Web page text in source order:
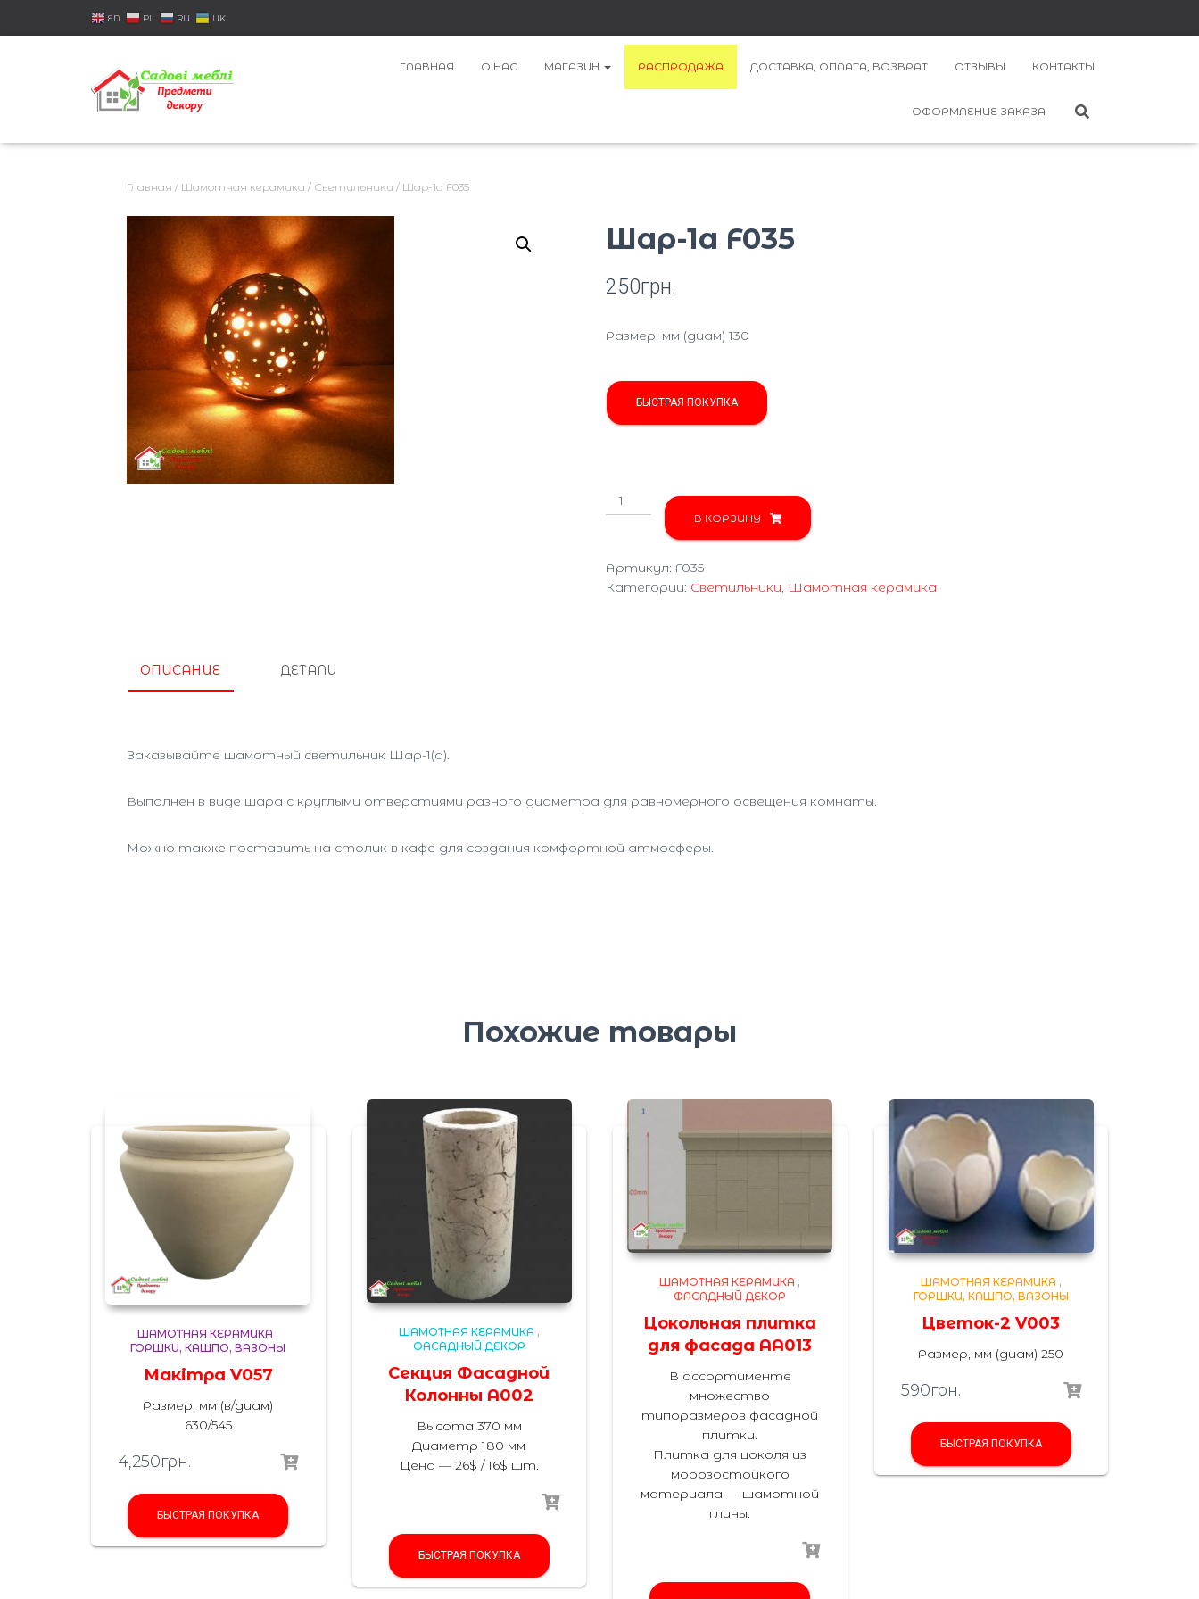
EN PL RU UK
ГЛАВНАЯ О НАС МАГАЗИН РАСПРОДАЖА ДОСТАВКА, ОПЛАТА, ВОЗВРАТ ОТЗЫВЫ КОНТАКТЫ
ОФОРМЛЕНИЕ ЗАКАЗА
Главная / Шамотная керамика / Светильники / Шар-1а F035
Шар-1а F035
250грн.
Размер, мм (диам) 130
БЫСТРАЯ ПОКУПКА
Количество
товара
В КОРЗИНУ
Артикул: F035
Категории: Светильники, Шамотная керамика
ОПИСАНИЕ ДЕТАЛИ
Заказывайте шамотный светильник Шар-1(а).
Выполнен в виде шара с круглыми отверстиями разного диаметра для равномерного освещения комнаты.
Можно также поставить на столик в кафе для создания комфортной атмосферы.
Похожие товары
ШАМОТНАЯ КЕРАМИКА ,
ГОРШКИ, КАШПО, ВАЗОНЫ
Макітра V057
Размер, мм (в/диам)
630/545
4,250грн.
БЫСТРАЯ ПОКУПКА
ШАМОТНАЯ КЕРАМИКА ,
ФАСАДНЫЙ ДЕКОР
Секция Фасадной
Колонны A002
Высота 370 мм
Диаметр 180 мм
Цена — 26$ / 16$ шт.
БЫСТРАЯ ПОКУПКА
ШАМОТНАЯ КЕРАМИКА ,
ФАСАДНЫЙ ДЕКОР
Цокольная плитка
для фасада AA013
В ассортименте
множество
типоразмеров фасадной
плитки.
Плитка для цоколя из
морозостойкого
материала — шамотной
глины.
ШАМОТНАЯ КЕРАМИКА ,
ГОРШКИ, КАШПО, ВАЗОНЫ
Цветок-2 V003
Размер, мм (диам) 250
590грн.
БЫСТРАЯ ПОКУПКА